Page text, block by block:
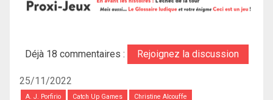
Déjà 18 commentaires : Rejoignez la discussion
25/11/2022
A. J. Porfirio Catch Up Games Christine Alcouffe